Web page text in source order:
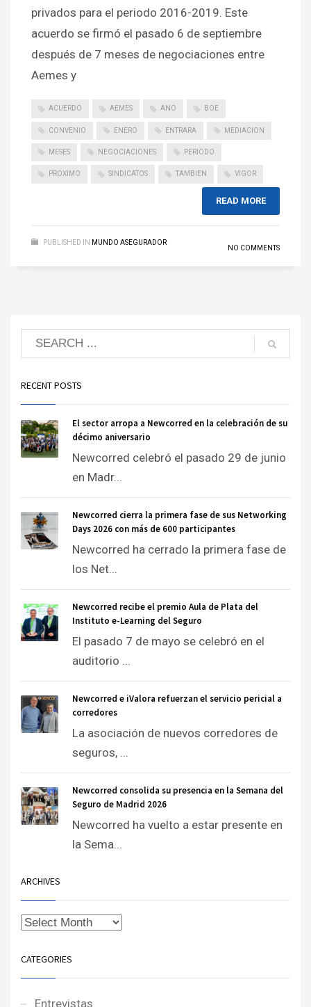
privados para el periodo 2016-2019. Este
acuerdo se firmó el pasado 6 de septiembre
después de 7 meses de negociaciones entre
Aemes y
ACUERDO AEMES ANO BOE
CONVENIO ENERO ENTRARA MEDIACION
MESES NEGOCIACIONES PERIODO
PROXIMO SINDICATOS TAMBIEN VIGOR
READ MORE
PUBLISHED IN MUNDO ASEGURADOR
NO COMMENTS
RECENT POSTS
El sector arropa a Newcorred en la celebración de su
décimo aniversario
Newcorred celebró el pasado 29 de junio
en Madr...
Newcorred cierra la primera fase de sus Networking
Days 2026 con más de 600 participantes
Newcorred ha cerrado la primera fase de
los Net...
Newcorred recibe el premio Aula de Plata del
Instituto e-Learning del Seguro
El pasado 7 de mayo se celebró en el
auditorio ...
Newcorred e iValora refuerzan el servicio pericial a
corredores
La asociación de nuevos corredores de
seguros, ...
Newcorred consolida su presencia en la Semana del
Seguro de Madrid 2026
Newcorred ha vuelto a estar presente en
la Sema...
ARCHIVES
CATEGORIES
Entrevistas